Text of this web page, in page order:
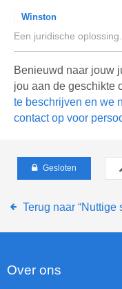
Winston
Een juridische
Benieuwd naar jouw
jou aan de geschikte
te beschrijven en we
contact op voor
Gesloten
Terug naar “Nuttige
Over ons